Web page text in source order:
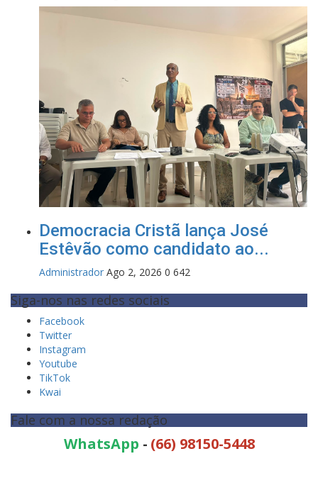
Democracia Cristã lança José
Estêvão como candidato ao...
Administrador Ago 2, 2026 0 642
Siga-nos nas redes sociais
Facebook
Twitter
Instagram
Youtube
TikTok
Kwai
Fale com a nossa redação
WhatsApp - (66) 98150-5448